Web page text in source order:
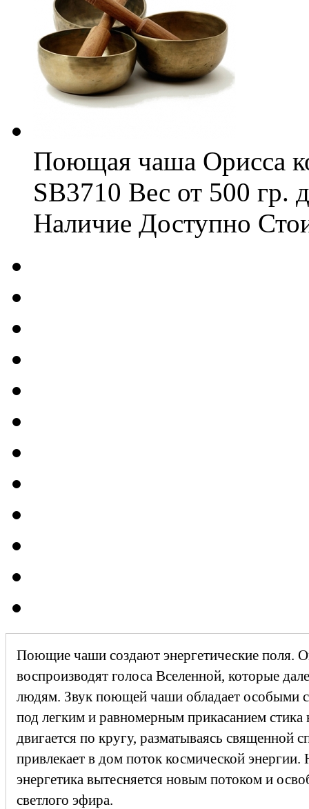
Поющая чаша Орисса
SB3710 Вес от 500 гр.
Наличие Доступно
Поющие чаши создают энергетические поля.
воспроизводят голоса Вселенной, которые
людям. Звук поющей чаши обладает особыми
под легким и равномерным прикасанием
двигается по кругу, разматываясь священной
привлекает в дом поток космической энергии.
энергетика вытесняется новым потоком и
светлого эфира.